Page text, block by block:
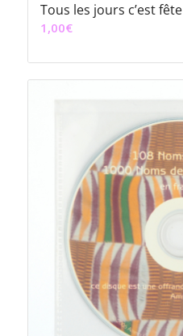
Tous les jours c’est fête
1,00€